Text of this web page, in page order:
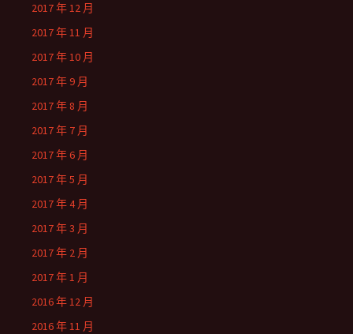
2017 年 12 月
2017 年 11 月
2017 年 10 月
2017 年 9 月
2017 年 8 月
2017 年 7 月
2017 年 6 月
2017 年 5 月
2017 年 4 月
2017 年 3 月
2017 年 2 月
2017 年 1 月
2016 年 12 月
2016 年 11 月